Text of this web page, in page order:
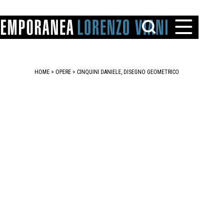
HOME > OPERE > CINQUINI DANIELE, DISEGNO GEOMETRICO